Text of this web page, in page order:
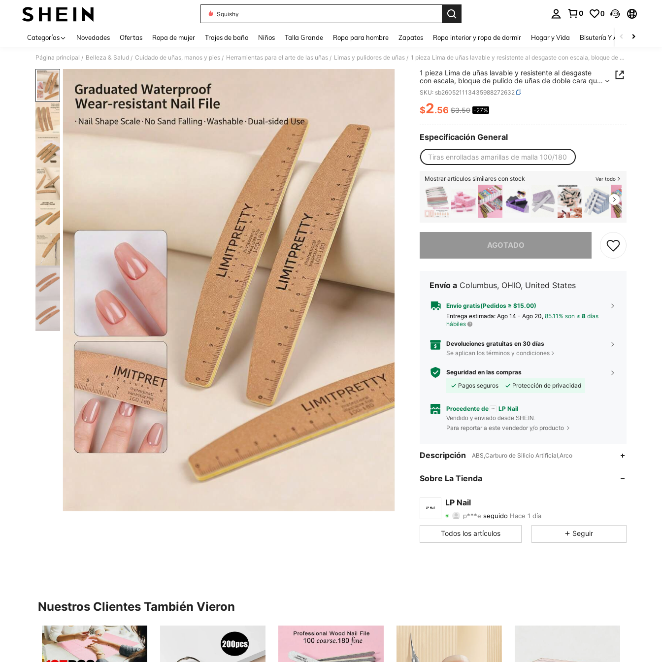
Squishy
0 0
Categorías Novedades Ofertas Ropa de mujer Trajes de baño Niños Talla Grande Ropa para hombre Zapatos Ropa interior y ropa de dormir Hogar y Vida Bisutería Y Accesorios
Página principal / Belleza & Salud / Cuidado de uñas, manos y pies / Herramientas para el arte de las uñas / Limas y pulidores de uñas / 1 pieza Lima de uñas lavable y resistente al desgaste con escala, bloque de pulido de uñas de doble cara que no suelta pelusa, con grano 100/180, impermeable, reutilizable, para principiantes, DIY, salones de uñas
1 pieza Lima de uñas lavable y resistente al desgaste
con escala, bloque de pulido de uñas de doble cara que
no suelta pelusa, con grano 100/180, impermeable,
reutilizable, para principiantes, DIY, salones de uñas
SKU: sb260521113435988272632
PRICE AND AVAILABILITY
$2.56 $3.50 -27%
Especificación General
Tiras enrolladas amarillas de malla 100/180
Mostrar artículos similares con stock Ver todo
AGOTADO
Lo sentimos, este producto está agotado.
Envío a Columbus, OHIO, United States
Envío gratis(Pedidos ≥ $15.00)
Entrega estimada: Ago 14 - Ago 20, 85.11% son ≤ 8 días
hábiles
Devoluciones gratuitas en 30 días
Se aplican los términos y condiciones
Seguridad en las compras
Pagos seguros
Protección de privacidad
Procedente de LP Nail
Vendido y enviado desde SHEIN.
Para reportar a este vendedor y/o producto
Descripción ABS,Carburo de Silicio Artificial,Arco
Sobre La Tienda
LP Nail
4.94
4.94 Calificación 71Artículos
4.94
4.94 215
Todos los artículos Seguir
Nuestros Clientes También Vieron